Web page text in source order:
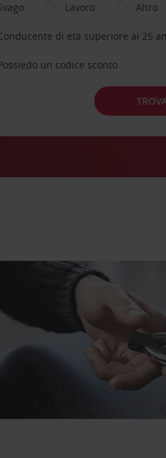
Lavoro Altro
di età superiore ai 25
un codice sconto